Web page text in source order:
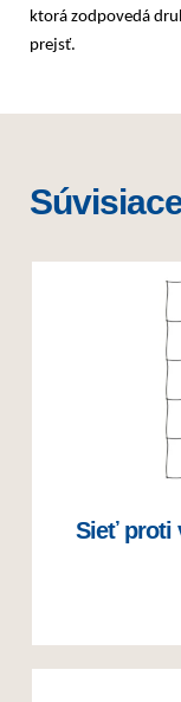
ktorá zodpovedá
prejsť.
Sieť proti